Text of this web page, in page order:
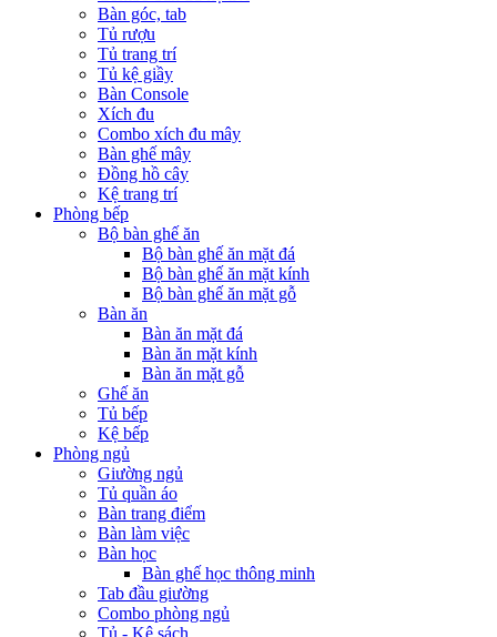
Bàn góc, tab
Tủ rượu
Tủ trang trí
Tủ kệ giầy
Bàn Console
Xích đu
Combo xích đu mây
Bàn ghế mây
Đồng hồ cây
Kệ trang trí
Phòng bếp
Bộ bàn ghế ăn
Bộ bàn ghế ăn mặt đá
Bộ bàn ghế ăn mặt kính
Bộ bàn ghế ăn mặt gỗ
Bàn ăn
Bàn ăn mặt đá
Bàn ăn mặt kính
Bàn ăn mặt gỗ
Ghế ăn
Tủ bếp
Kệ bếp
Phòng ngủ
Giường ngủ
Tủ quần áo
Bàn trang điểm
Bàn làm việc
Bàn học
Bàn ghế học thông minh
Tab đầu giường
Combo phòng ngủ